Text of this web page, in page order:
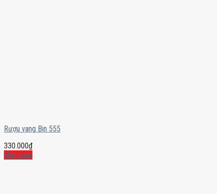
Rượu vang Bin 555
330.000₫
Mua ngay